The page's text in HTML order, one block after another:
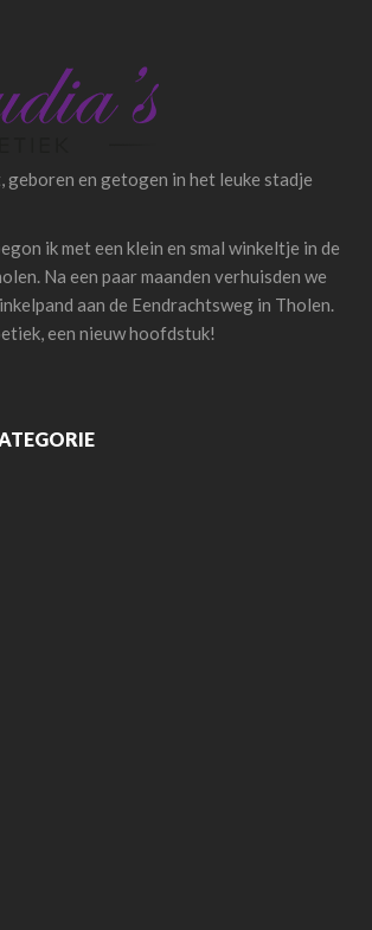
geboren en getogen in het leuke stadje
ik met een klein en smal winkeltje in de
Na een paar maanden verhuisden we
aan de Eendrachtsweg in Tholen.
een nieuw hoofdstuk!